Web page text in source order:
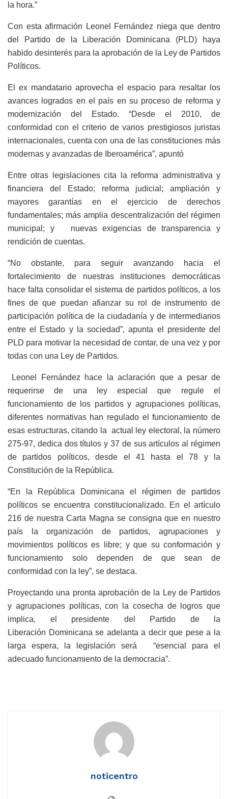
la hora.”
Con esta afirmación Leonel Fernández niega que dentro
del Partido de la Liberación Dominicana (PLD) haya
habido desinterés para la aprobación de la Ley de Partidos
Políticos.
El ex mandatario aprovecha el espacio para resaltar los
avances logrados en el país en su proceso de reforma y
modernización del Estado. “Desde el 2010, de
conformidad con el criterio de varios prestigiosos juristas
internacionales, cuenta con una de las constituciones más
modernas y avanzadas de Iberoamérica”, apuntó
Entre otras legislaciones cita la reforma administrativa y
financiera del Estado; reforma judicial; ampliación y
mayores garantías en el ejercicio de derechos
fundamentales; más amplia descentralización del régimen
municipal; y nuevas exigencias de transparencia y
rendición de cuentas.
“No obstante, para seguir avanzando hacia el
fortalecimiento de nuestras instituciones democráticas
hace falta consolidar el sistema de partidos políticos, a los
fines de que puedan afianzar su rol de instrumento de
participación política de la ciudadanía y de intermediarios
entre el Estado y la sociedad”, apunta el presidente del
PLD para motivar la necesidad de contar, de una vez y por
todas con una Ley de Partidos.
Leonel Fernández hace la aclaración que a pesar de
requerirse de una ley especial que regule el
funcionamiento de los partidos y agrupaciones políticas,
diferentes normativas han regulado el funcionamiento de
esas estructuras, citando la actual ley electoral, la número
275-97, dedica dos títulos y 37 de sus artículos al régimen
de partidos políticos, desde el 41 hasta el 78 y la
Constitución de la República.
“En la República Dominicana el régimen de partidos
políticos se encuentra constitucionalizado. En el artículo
216 de nuestra Carta Magna se consigna que en nuestro
país la organización de partidos, agrupaciones y
movimientos políticos es libre; y que su conformación y
funcionamiento solo dependen de que sean de
conformidad con la ley”, se destaca.
Proyectando una pronta aprobación de la Ley de Partidos
y agrupaciones políticas, con la cosecha de logros que
implica, el presidente del Partido de la
Liberación Dominicana se adelanta a decir que pese a la
larga espera, la legislación será “esencial para el
adecuado funcionamiento de la democracia”.
noticentro